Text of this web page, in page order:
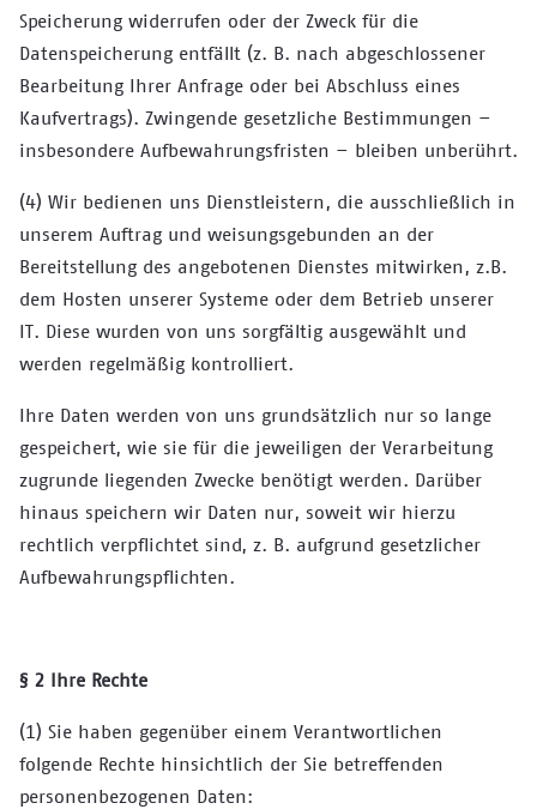
Speicherung widerrufen oder der Zweck für die
Datenspeicherung entfällt (z. B. nach abgeschlossener
Bearbeitung Ihrer Anfrage oder bei Abschluss eines
Kaufvertrags). Zwingende gesetzliche Bestimmungen –
insbesondere Aufbewahrungsfristen – bleiben unberührt.
(4) Wir bedienen uns Dienstleistern, die ausschließlich in
unserem Auftrag und weisungsgebunden an der
Bereitstellung des angebotenen Dienstes mitwirken, z.B.
dem Hosten unserer Systeme oder dem Betrieb unserer
IT. Diese wurden von uns sorgfältig ausgewählt und
werden regelmäßig kontrolliert.
Ihre Daten werden von uns grundsätzlich nur so lange
gespeichert, wie sie für die jeweiligen der Verarbeitung
zugrunde liegenden Zwecke benötigt werden. Darüber
hinaus speichern wir Daten nur, soweit wir hierzu
rechtlich verpflichtet sind, z. B. aufgrund gesetzlicher
Aufbewahrungspflichten.
§ 2 Ihre Rechte
(1) Sie haben gegenüber einem Verantwortlichen
folgende Rechte hinsichtlich der Sie betreffenden
personenbezogenen Daten: